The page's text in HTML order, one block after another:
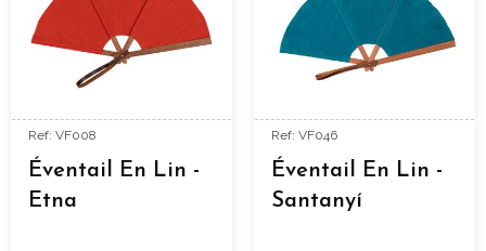
Ref: VF008
Éventail En Lin -
Etna
Ref: VF046
Éventail En Lin -
Santanyí